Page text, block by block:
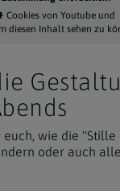
Cookies von Youtube und
diesen Inhalt sehen zu
wie die
oder auch